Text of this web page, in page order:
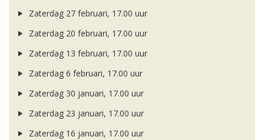
Zaterdag 27 februari, 17.00 uur
Zaterdag 20 februari, 17.00 uur
Zaterdag 13 februari, 17.00 uur
Zaterdag 6 februari, 17.00 uur
Zaterdag 30 januari, 17.00 uur
Zaterdag 23 januari, 17.00 uur
Zaterdag 16 januari, 17.00 uur